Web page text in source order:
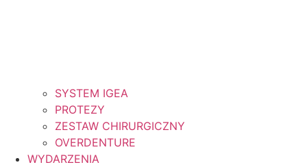
SYSTEM IGEA
PROTEZY
ZESTAW CHIRURGICZNY
OVERDENTURE
WYDARZENIA